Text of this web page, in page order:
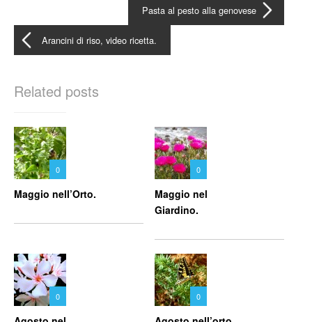
Pasta al pesto alla genovese
Arancini di riso, video ricetta.
Related posts
0
Maggio nell’Orto.
0
Maggio nel
Giardino.
0 0